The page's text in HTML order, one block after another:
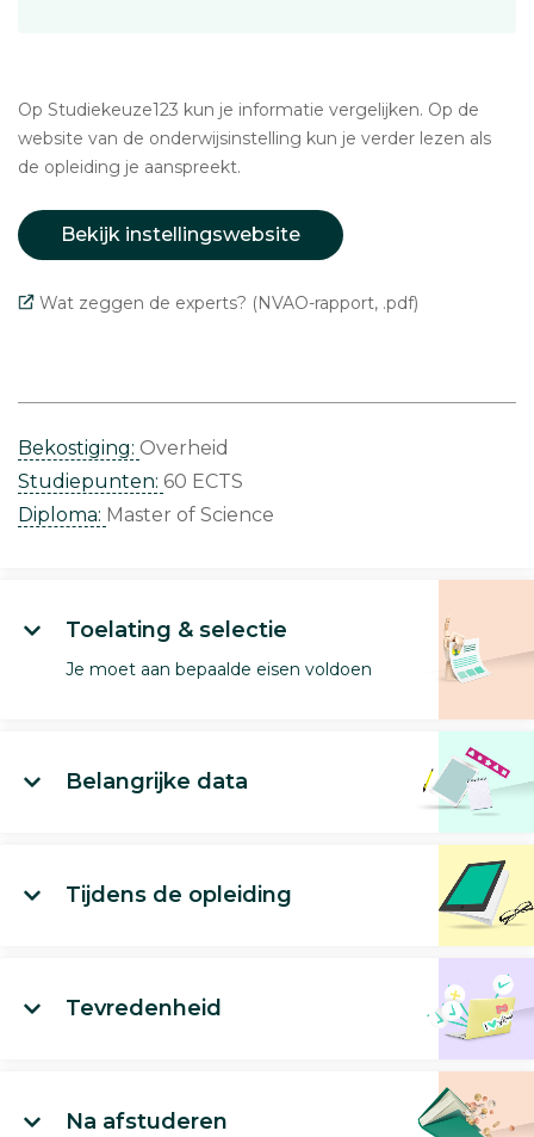
Op Studiekeuze123 kun je informatie vergelijken. Op de
website van de onderwijsinstelling kun je verder lezen als
de opleiding je aanspreekt.
Bekijk instellingswebsite
Wat zeggen de experts? (NVAO-rapport, .pdf)
Bekostiging: Overheid
Studiepunten: 60 ECTS
Diploma: Master of Science
Toelating & selectie
Je moet aan bepaalde eisen voldoen
Belangrijke data
Tijdens de opleiding
Tevredenheid
Na afstuderen